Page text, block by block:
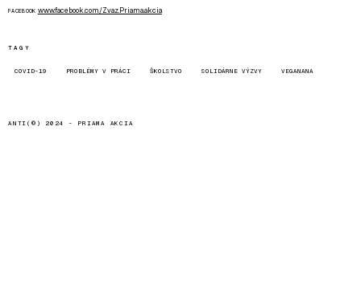
FACEBOOK www.facebook.com/Zvaz.Priama.akcia
TAGY
COVID-19 PROBLÉMY V PRÁCI ŠKOLSTVO SOLIDÁRNE VÝZVY VEGANANA
ANTI(©) 2024 - PRIAMA AKCIA